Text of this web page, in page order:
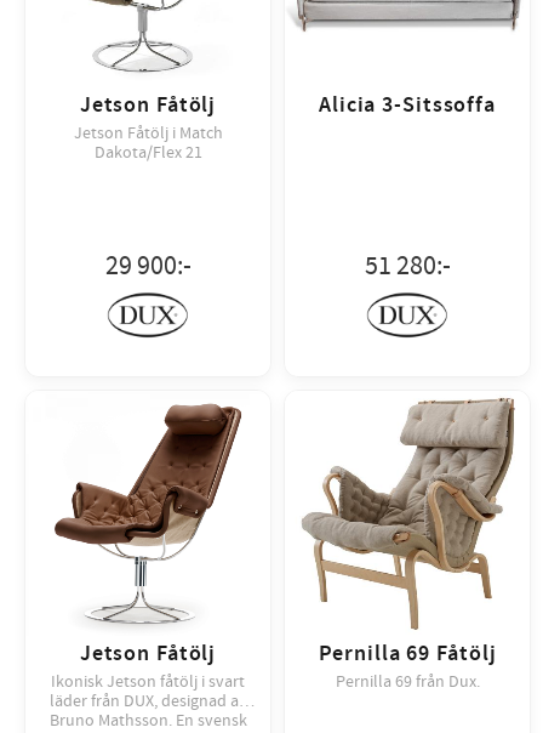
Jetson Fåtölj
Jetson Fåtölj i Match
Dakota/Flex 21
29 900:-
Alicia 3-Sitssoffa
51 280:-
Jetson Fåtölj
Ikonisk Jetson fåtölj i svart
läder från DUX, designad av
Bruno Mathsson. En svensk
Pernilla 69 Fåtölj
Pernilla 69 från Dux.